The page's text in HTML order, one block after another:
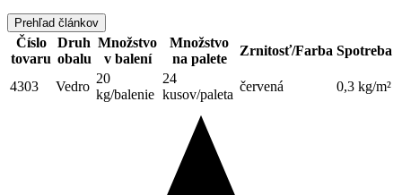
Prehľad článkov
Číslo
tovaru
Druh
obalu
Množstvo
v balení
Množstvo
na palete
Zrnitosť/Farba Spotreba
4303 Vedro
20
kg/balenie
24
kusov/paleta
červená 0,3 kg/m²